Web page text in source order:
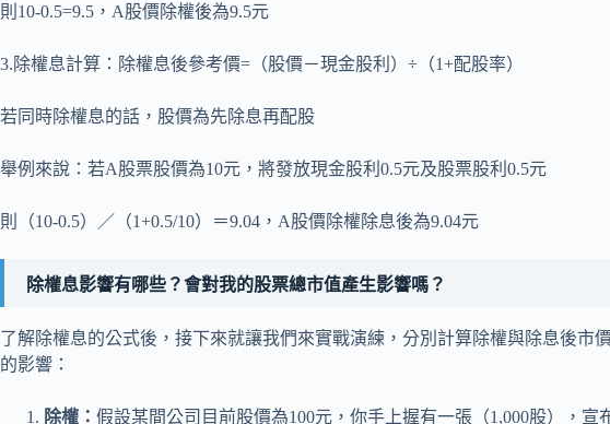
則10-0.5=9.5，A股價除權後為9.5元
3.除權息計算：除權息後參考價=（股價－現金股利）÷（1+配股率）
若同時除權息的話，股價為先除息再配股
舉例來說：若A股票股價為10元，將發放現金股利0.5元及股票股利0.5元
則（10-0.5）／（1+0.5/10）＝9.04，A股價除權除息後為9.04元
除權息影響有哪些？會對我的股票總市值產生影響嗎？
了解除權息的公式後，接下來就讓我們來實戰演練，分別計算除權與除息後市
的影響：
除權： 假設某間公司目前股價為100元，你手上握有一張（1,000股），